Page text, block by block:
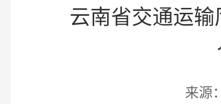
云南省交通运
来源